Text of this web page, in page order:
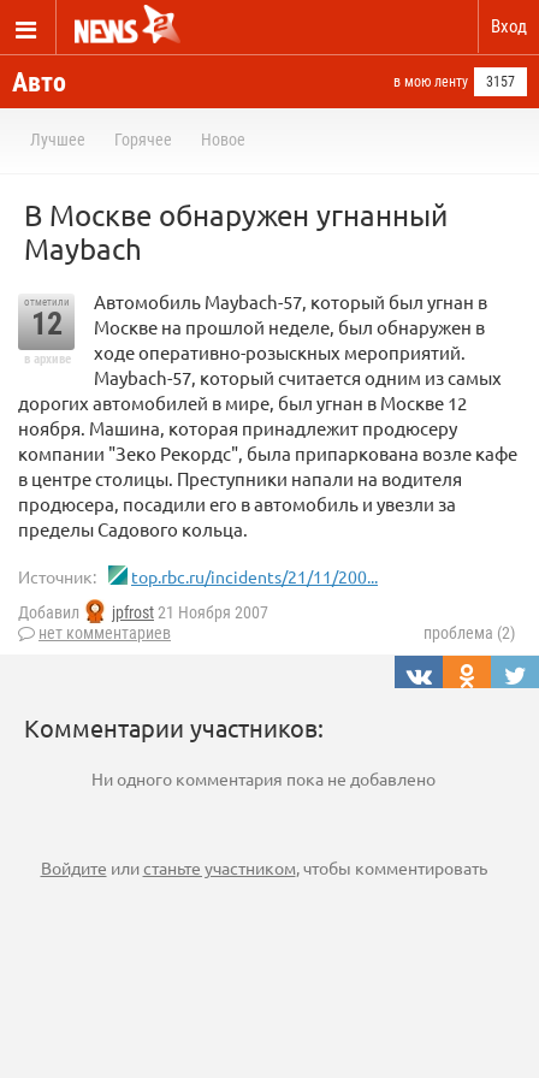
Вход
Авто в мою ленту 3157
Лучшее Горячее Новое
В Москве обнаружен угнанный
Maybach
отметили
12
в архиве
Автомобиль Maybach-57, который был угнан в
Москве на прошлой неделе, был обнаружен в
ходе оперативно-розыскных мероприятий.
Maybach-57, который считается одним из самых
дорогих автомобилей в мире, был угнан в Москве 12
ноября. Машина, которая принадлежит продюсеру
компании "Зеко Рекордс", была припаркована возле кафе
в центре столицы. Преступники напали на водителя
продюсера, посадили его в автомобиль и увезли за
пределы Садового кольца.
Источник: top.rbc.ru/incidents/21/11/200...
Добавил jpfrost21 Ноября 2007
нет комментариев
проблема (2)
Комментарии участников:
Ни одного комментария пока не добавлено
Войдите илистаньте участником, чтобы комментировать